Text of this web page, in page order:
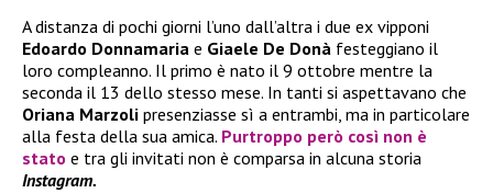
A distanza di pochi giorni l’uno dall’altra i due ex vipponi
Edoardo Donnamaria e Giaele De Donà festeggiano il
loro compleanno. Il primo è nato il 9 ottobre mentre la
seconda il 13 dello stesso mese. In tanti si aspettavano che
Oriana Marzoli presenziasse sì a entrambi, ma in particolare
alla festa della sua amica. Purtroppo però così non è
stato e tra gli invitati non è comparsa in alcuna storia
Instagram.